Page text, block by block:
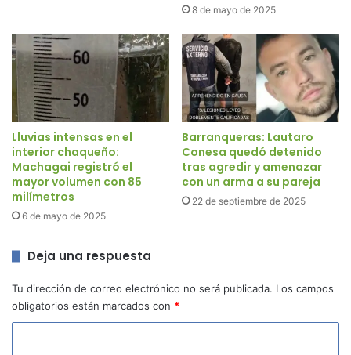
8 de mayo de 2025
Lluvias intensas en el
interior chaqueño:
Machagai registró el
mayor volumen con 85
milímetros
6 de mayo de 2025
Barranqueras: Lautaro
Conesa quedó detenido
tras agredir y amenazar
con un arma a su pareja
22 de septiembre de 2025
Deja una respuesta
Tu dirección de correo electrónico no será publicada. Los campos
obligatorios están marcados con *